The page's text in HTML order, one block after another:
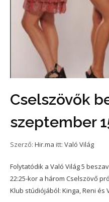
Cselszövők
szeptember
Szerző: Hir.ma itt: Való Világ
Folytatódik a Való Világ 5
22:25-kor a három Cselszövő
Klub stúdiójából: Kinga, Reni és